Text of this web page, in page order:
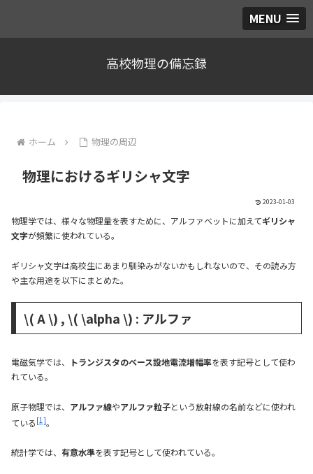
MENU
高校物理の備忘録
ホーム 物理の周辺
物理におけるギリシャ文字
2023-01-03
物理学では、様々な物理量を表すために、アルファベットに加えてギリシャ
文字が頻繁に使われている。
ギリシャ文字は高校生にあまり馴染みがないかもしれないので、その読み方
や主な用途を以下にまとめた。
\( A \) , \( \alpha \) : アルファ
電磁気学では、 トランジスタのベース設地電流増幅率を表す記号として使わ
れている。
原子物理では、 アルファ線やアルファ粒子という放射線の名前などに使われ
ている [1]。
統計学では、 有意水準を表す記号として使われている。